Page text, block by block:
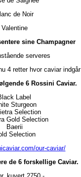
de Noir
Valentine
sine Champagner
serveres
4 retter hvor caviar
6 Rossini Caviar.
Label
Sturgeon
Selection
Gold Selection
Baerii
Selection
our-caviar/
de 6 forskellige Caviar.